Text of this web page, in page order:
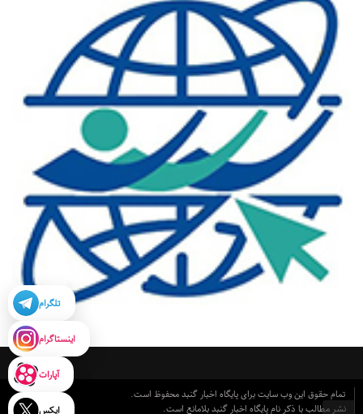
تمام حقوق این وب سایت برای پایگاه اخبار گنبد محفوظ است.
نشر مطالب با ذکر نام پایگاه اخبار گنبد بلامانع است.
تلگرام
اینستاگرام
آپارات
ایکس